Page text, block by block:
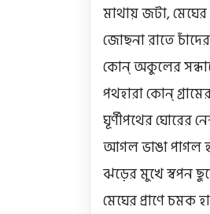
মাথায় জটা,
জোছনা রাতে চাঁদের
কোন্‌ অকুলের সন্ধানেতে কোন্‌ পথে যায় ভেসে-
পথহারা কোন্‌ গ্রামের পরে নাম-জানা-নেই-দেশে ।
ঘূর্ণীপথের ঘোরের নেশা
আগল ভাঙা পাগল
ঝড়ের মুখে স্বপন
মেঘের প্রাণে চমক